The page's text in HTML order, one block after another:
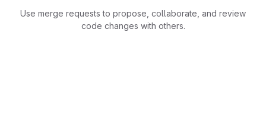
Use merge requests to propose, collaborate, and review
code changes with others.